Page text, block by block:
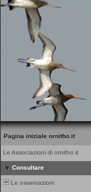
Pagina iniziale ornitho.it
Le Associazioni di ornitho.it
Consultare
Le osservazioni